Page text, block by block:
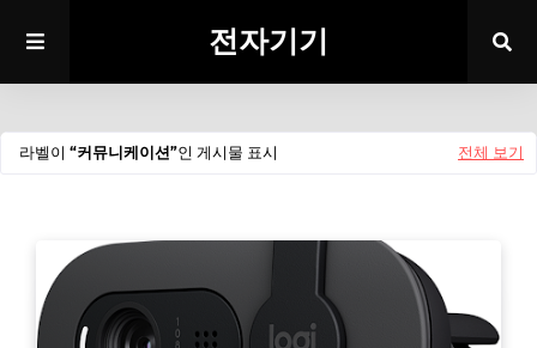
전자기기
라벨이 커뮤니케이션 인 게시물 표시 전체 보기